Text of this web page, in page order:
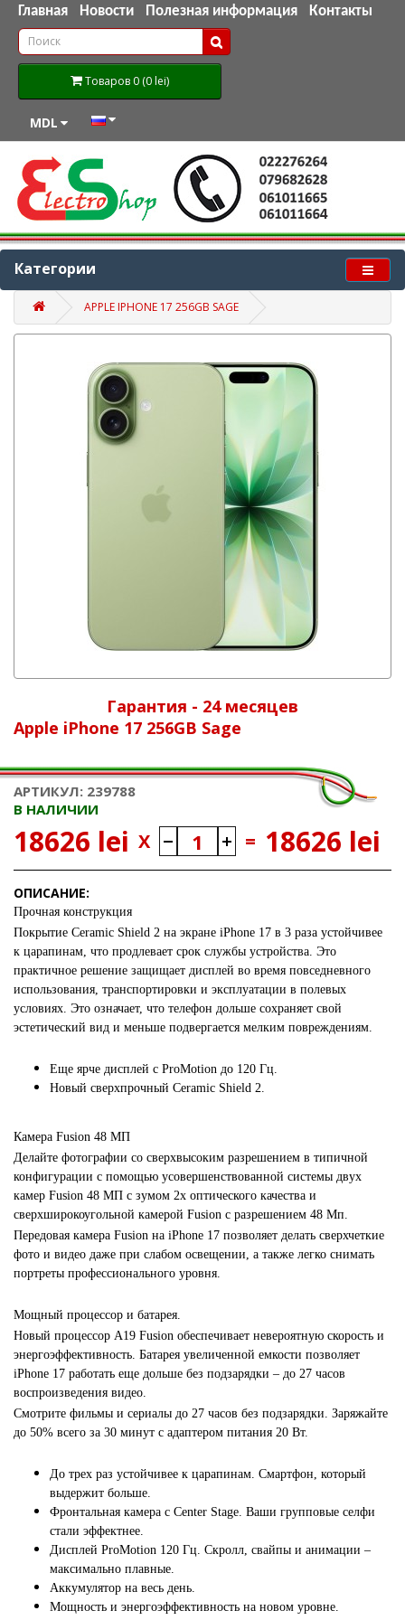
Главная Новости Полезная информация Контакты
Товаров 0 (0 lei)
MDL
Категории
APPLE IPHONE 17 256GB SAGE
Гарантия - 24 месяцев
Apple iPhone 17 256GB Sage
АРТИКУЛ: 239788
В НАЛИЧИИ
18626 lei X = 18626 lei
ОПИСАНИЕ:
Прочная конструкция
Покрытие Ceramic Shield 2 на экране iPhone 17 в 3 раза устойчивее
к царапинам, что продлевает срок службы устройства. Это
практичное решение защищает дисплей во время повседневного
использования, транспортировки и эксплуатации в полевых
условиях. Это означает, что телефон дольше сохраняет свой
эстетический вид и меньше подвергается мелким повреждениям.
Еще ярче дисплей с ProMotion до 120 Гц.
Новый сверхпрочный Ceramic Shield 2.
Камера Fusion 48 МП
Делайте фотографии со сверхвысоким разрешением в типичной
конфигурации с помощью усовершенствованной системы двух
камер Fusion 48 МП с зумом 2х оптического качества и
сверхширокоугольной камерой Fusion с разрешением 48 Мп.
Передовая камера Fusion на iPhone 17 позволяет делать сверхчеткие
фото и видео даже при слабом освещении, а также легко снимать
портреты профессионального уровня.
Мощный процессор и батарея.
Новый процессор A19 Fusion обеспечивает невероятную скорость и
энергоэффективность. Батарея увеличенной емкости позволяет
iPhone 17 работать еще дольше без подзарядки – до 27 часов
воспроизведения видео.
Смотрите фильмы и сериалы до 27 часов без подзарядки. Заряжайте
до 50% всего за 30 минут с адаптером питания 20 Вт.
До трех раз устойчивее к царапинам. Смартфон, который
выдержит больше.
Фронтальная камера с Center Stage. Ваши групповые селфи
стали эффектнее.
Дисплей ProMotion 120 Гц. Скролл, свайпы и анимации –
максимально плавные.
Аккумулятор на весь день.
Мощность и энергоэффективность на новом уровне.